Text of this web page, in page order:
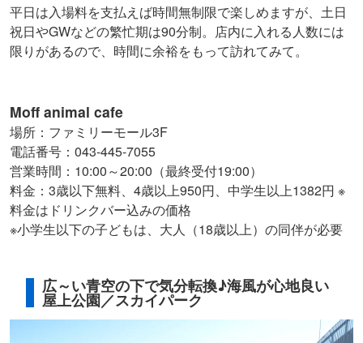
平日は入場料を支払えば時間無制限で楽しめますが、土日
祝日やGWなどの繁忙期は90分制。店内に入れる人数には
限りがあるので、時間に余裕をもって訪れてみて。
Moff animal cafe
場所：ファミリーモール3F
電話番号：043-445-7055
営業時間：10:00～20:00（最終受付19:00）
料金：3歳以下無料、4歳以上950円、中学生以上1382円 ※
料金はドリンクバー込みの価格
※小学生以下の子どもは、大人（18歳以上）の同伴が必要
広～い青空の下で気分転換♪海風が心地良い
屋上公園／スカイパーク